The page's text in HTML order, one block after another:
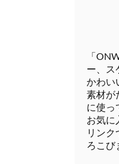
「
ー、ス
かわい
素材が
に使っ
お気に
リンク
ろこび